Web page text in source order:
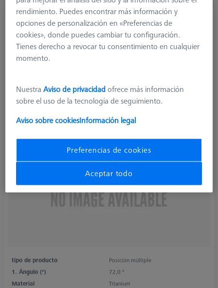
Multiple horizontal angle piece, 5x72°, M5
626105-6110-005
tipo de producto
Posición múltiple
1. Ángulo (°)
72,0 °
Material
Titanium
rendimiento. Puedes encontrar más información y
opciones de personalización en «Preferencias de
cookies», donde puedes cambiar tu configuración.
Tienes derecho a revocar tu consentimiento en cualquier
momento.
NuestraAviso de privacidadofrece más información
sobre el uso de la tecnología de seguimiento.
Aviso sobre cookiesInformación legal
Preferencias de cookies
Aceptar todo